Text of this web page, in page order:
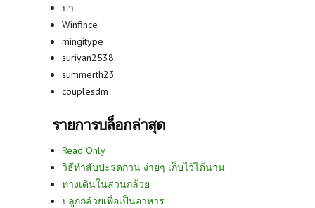
ปา
Winfince
mingitype
suriyan2538
summerth23
couplesdm
รายการบล็อกล่าสุด
Read Only
วิธีทำสับปะรดกวน ง่ายๆ เก็บไว้ได้นาน
ทางเดินในสวนกล้วย
ปลูกกล้วยเพื่อเป็นอาหาร